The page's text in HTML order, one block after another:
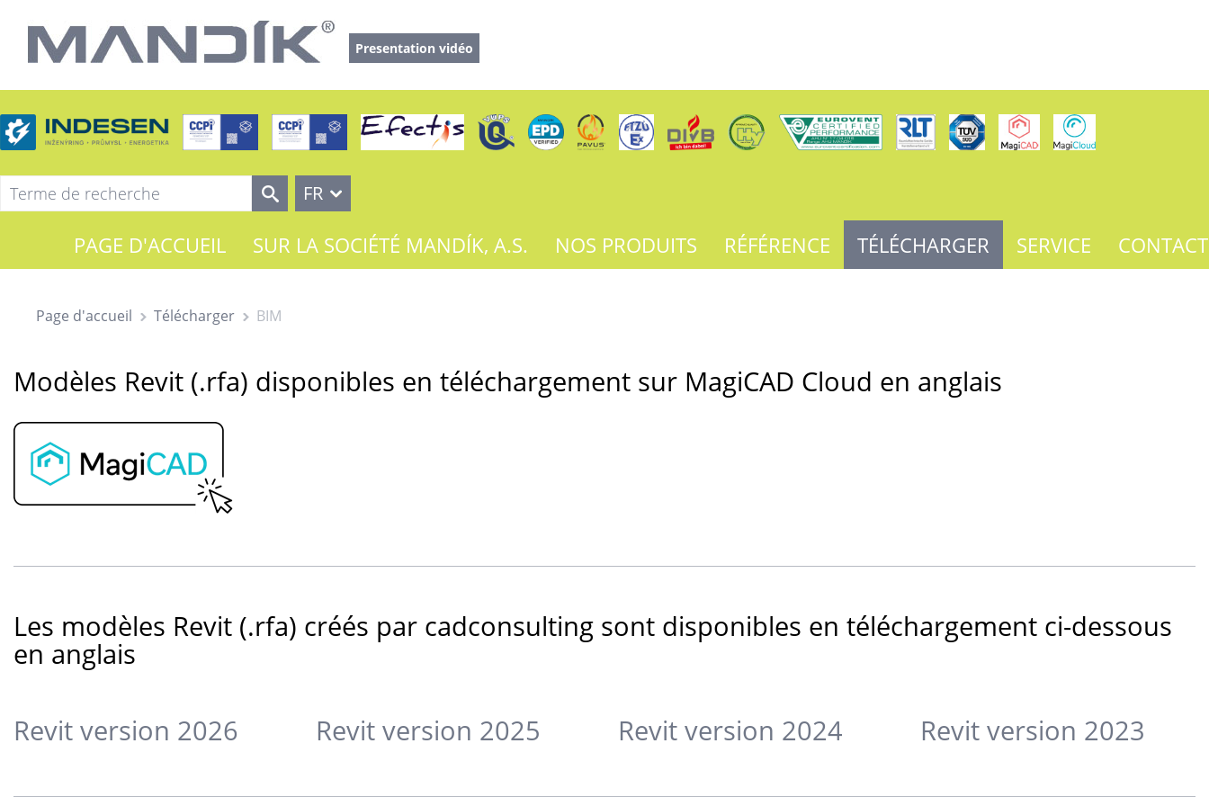
Presentation vidéo
FR
PAGE D'ACCUEIL SUR LA SOCIÉTÉ MANDÍK, A.S. NOS PRODUITS RÉFÉRENCE TÉLÉCHARGER SERVICE
Page d'accueil Télécharger BIM
Modèles Revit (.rfa) disponibles en téléchargement sur MagiCAD Cloud en anglais
Les modèles Revit (.rfa) créés par cadconsulting sont disponibles en téléchargement ci-dessous
en anglais
Revit version 2026 Revit version 2025 Revit version 2024 Revit version 2023